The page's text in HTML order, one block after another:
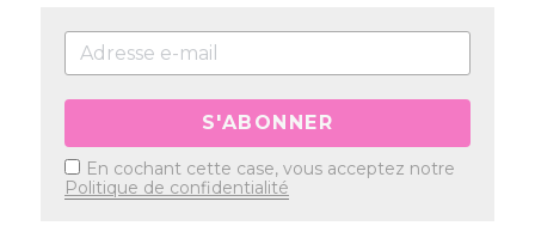
S'ABONNER
En cochant cette case, vous acceptez notre
Politique de confidentialité